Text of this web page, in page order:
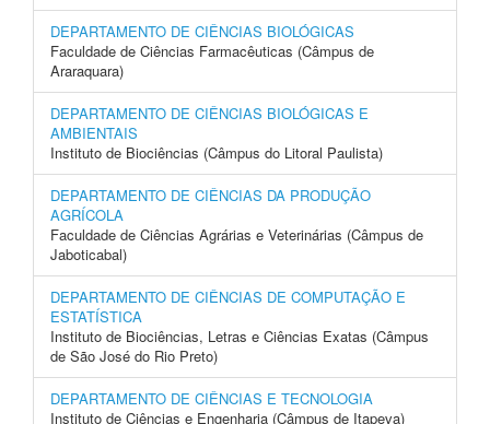
DEPARTAMENTO DE CIÊNCIAS BIOLÓGICAS
Faculdade de Ciências Farmacêuticas (Câmpus de
Araraquara)
DEPARTAMENTO DE CIÊNCIAS BIOLÓGICAS E
AMBIENTAIS
Instituto de Biociências (Câmpus do Litoral Paulista)
DEPARTAMENTO DE CIÊNCIAS DA PRODUÇÃO
AGRÍCOLA
Faculdade de Ciências Agrárias e Veterinárias (Câmpus de
Jaboticabal)
DEPARTAMENTO DE CIÊNCIAS DE COMPUTAÇÃO E
ESTATÍSTICA
Instituto de Biociências, Letras e Ciências Exatas (Câmpus
de São José do Rio Preto)
DEPARTAMENTO DE CIÊNCIAS E TECNOLOGIA
Instituto de Ciências e Engenharia (Câmpus de Itapeva)